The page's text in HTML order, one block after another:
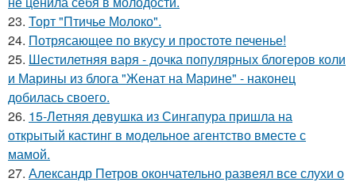
23. Торт "Птичье Молоко".
24. Потрясающее по вкусу и простоте печенье!
25. Шестилетняя варя - дочка популярных блогеров коли
и Марины из блога "Женат на Марине" - наконец
добилась своего.
26. 15-Летняя девушка из Сингапура пришла на
открытый кастинг в модельное агентство вместе с
мамой.
27. Александр Петров окончательно развеял все слухи о